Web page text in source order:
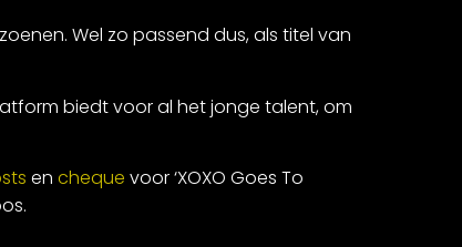
Wel zo passend dus, als titel van
biedt voor al het jonge talent, om
en cheque voor ‘XOXO Goes To